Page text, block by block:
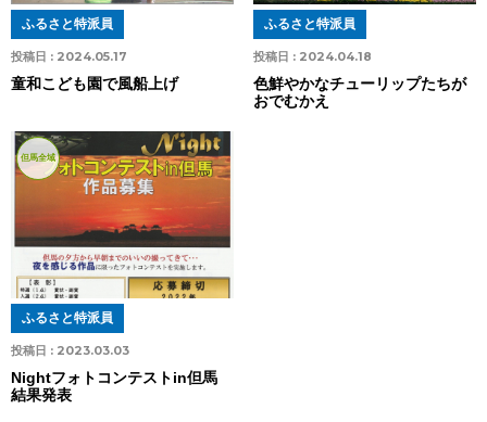
投稿日 : 2024.05.17
ふるさと特派員
童和こども園で風船上げ
投稿日 : 2024.04.18
ふるさと特派員
色鮮やかなチューリップたちが
おでむかえ
但馬全域
投稿日 : 2023.03.03
ふるさと特派員
Nightフォトコンテストin但馬
結果発表